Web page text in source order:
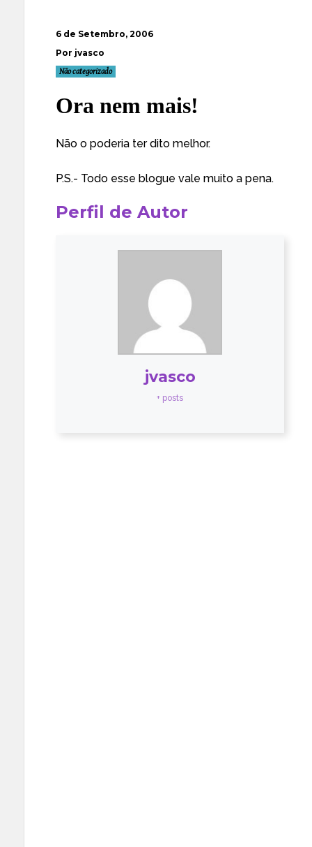
6 de Setembro, 2006
Por jvasco
Não categorizado
Ora nem mais!
Não o poderia ter dito melhor.
P.S.- Todo esse blogue vale muito a pena.
Perfil de Autor
jvasco
+ posts